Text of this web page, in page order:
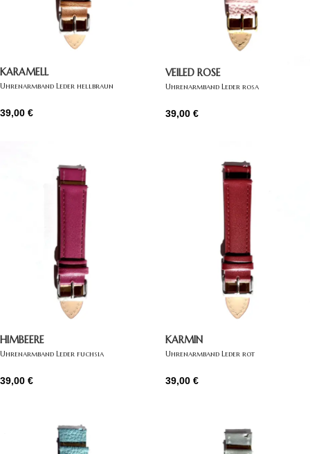
KARAMELL
Uhrenarmband Leder hellbraun
39,00 €
VEILED ROSE
Uhrenarmband Leder rosa
39,00 €
HIMBEERE
Uhrenarmband Leder fuchsia
39,00 €
KARMIN
Uhrenarmband Leder rot
39,00 €